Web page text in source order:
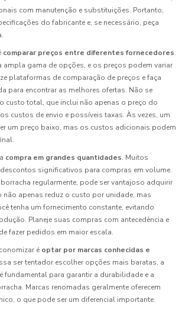
com manutenção e substituições. Portanto,
do fabricante e, se necessário, peça
comparar preços entre diferentes fornecedores.
ampla gama de opções, e os preços podem variar
plataformas de comparação de preços e faça
para encontrar as melhores ofertas. Não se
custo total, que inclui não apenas o preço do
custos de envio e possíveis taxas. Às vezes, um
um preço baixo, mas os custos adicionais podem
compra em grandes quantidades. Muitos
significativos para compras em volume.
borracha regularmente, pode ser vantajoso adquirir
não apenas reduz o custo por unidade, mas
tenha um fornecimento constante, evitando
Planeje suas compras com antecedência e
fazer pedidos em maior escala.
é optar por marcas conhecidas e
ser tentador escolher opções mais baratas, a
fundamental para garantir a durabilidade e a
Marcas renomadas geralmente oferecem
o que pode ser um diferencial importante.